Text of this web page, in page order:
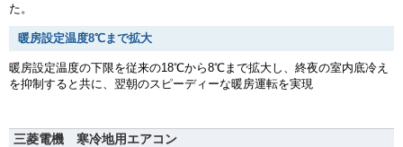
た。
暖房設定温度8℃まで拡大
暖房設定温度の下限を従来の18℃から8℃まで拡大し、終夜の室内底冷え
を抑制すると共に、翌朝のスピーディーな暖房運転を実現
三菱電機 寒冷地用エアコン